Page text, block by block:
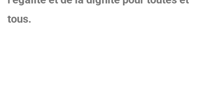
tous.